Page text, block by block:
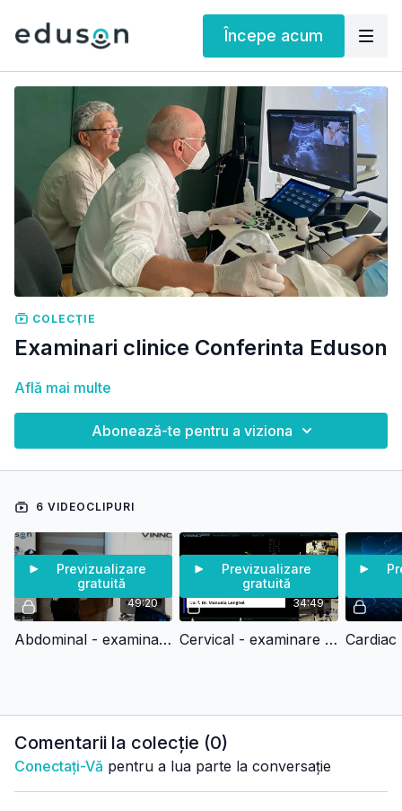
Începe acum
COLECŢIE
Examinari clinice Conferinta Eduson
Află mai multe
Abonează-te pentru a viziona
6 VIDEOCLIPURI
49:20
Previzualizare
gratuită
Abdominal - examinare ecografica
34:49
Previzualizare
gratuită
Cervical - examinare ecografica
Comentarii la colecție (0)
Conectați-Vă pentru a lua parte la conversație